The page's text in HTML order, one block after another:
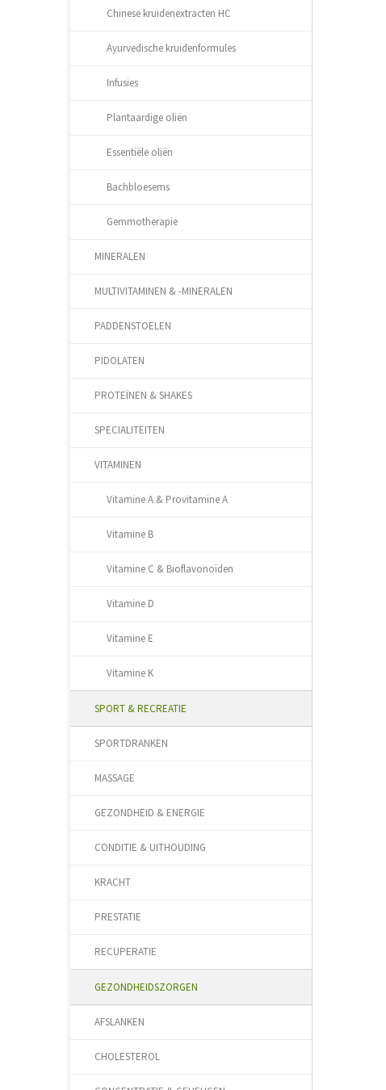
Chinese kruidenextracten HC
Ayurvedische kruidenformules
Infusies
Plantaardige oliën
Essentiële oliën
Bachbloesems
Gemmotherapie
MINERALEN
MULTIVITAMINEN & -MINERALEN
PADDENSTOELEN
PIDOLATEN
PROTEÏNEN & SHAKES
SPECIALITEITEN
VITAMINEN
Vitamine A & Provitamine A
Vitamine B
Vitamine C & Bioflavonoïden
Vitamine D
Vitamine E
Vitamine K
SPORT & RECREATIE
SPORTDRANKEN
MASSAGE
GEZONDHEID & ENERGIE
CONDITIE & UITHOUDING
KRACHT
PRESTATIE
RECUPERATIE
GEZONDHEIDSZORGEN
AFSLANKEN
CHOLESTEROL